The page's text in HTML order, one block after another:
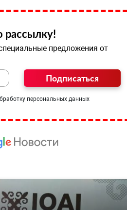
предложения от
Подписаться
персональных данных